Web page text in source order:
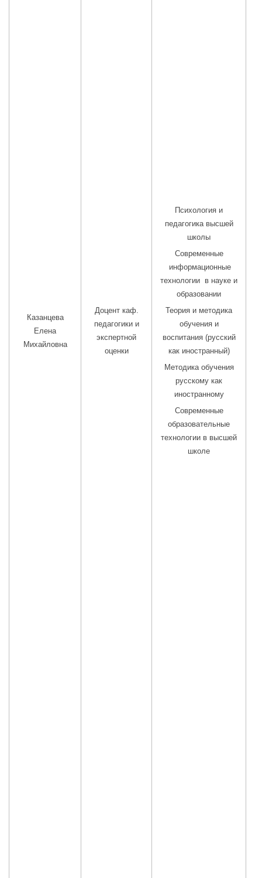
Казанцева
Елена
Михайловна
Доцент каф.
педагогики и
экспертной
оценки
Психология и
педагогика высшей
школы
Современные
информационные
технологии в науке и
образовании
Теория и методика
обучения и
воспитания (русский
как иностранный)
Методика обучения
русскому как
иностранному
Современные
образовательные
технологии в высшей
школе